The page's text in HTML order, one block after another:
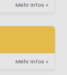
Mehr Infos »
Mehr Infos »